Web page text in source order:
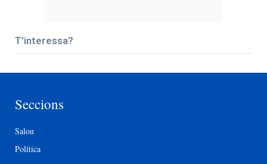
T’interessa?
Seccions
Salou
Política